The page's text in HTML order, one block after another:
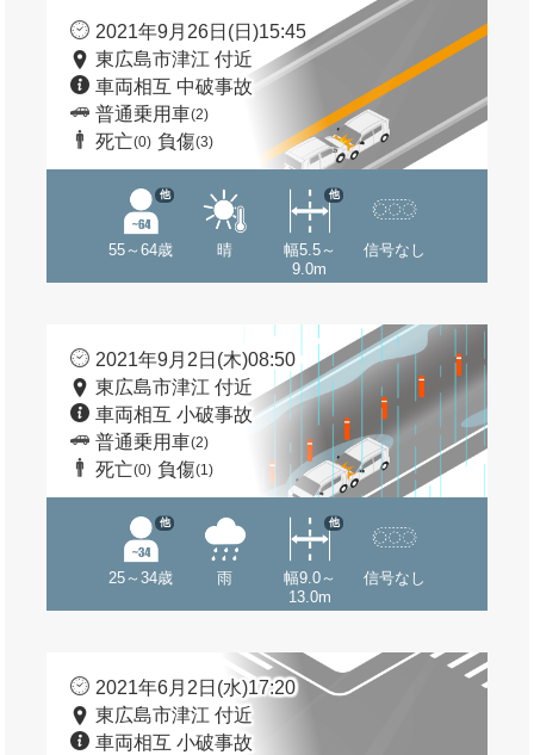
2021年9月26日(日)15:45
東広島市津江 付近
車両相互 中破事故
普通乗用車(2)
死亡(0) 負傷(3)
55～64歳
他
晴
幅5.5～
9.0m
他
信号なし
2021年9月2日(木)08:50
東広島市津江 付近
車両相互 小破事故
普通乗用車(2)
死亡(0) 負傷(1)
25～34歳
他
雨
幅9.0～
13.0m
他
信号なし
2021年6月2日(水)17:20
東広島市津江 付近
車両相互 小破事故